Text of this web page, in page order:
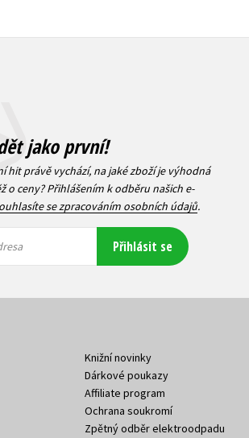
jako první!
hit právě vychází, na jaké zboží je výhodná
o ceny? Přihlášením k odběru našich e-
se zpracováním osobních údajů.
Přihlásit se
Knižní novinky
Dárkové poukazy
Affiliate program
Ochrana soukromí
Zpětný odběr elektroodpadu